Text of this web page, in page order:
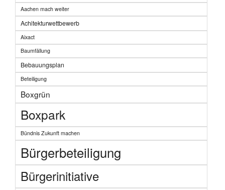
Aachen mach weiter
Achitekturwettbewerb
Aixact
Baumfällung
Bebauungsplan
Beteiligung
Boxgrün
Boxpark
Bündnis Zukunft machen
Bürgerbeteiligung
Bürgerinitiative